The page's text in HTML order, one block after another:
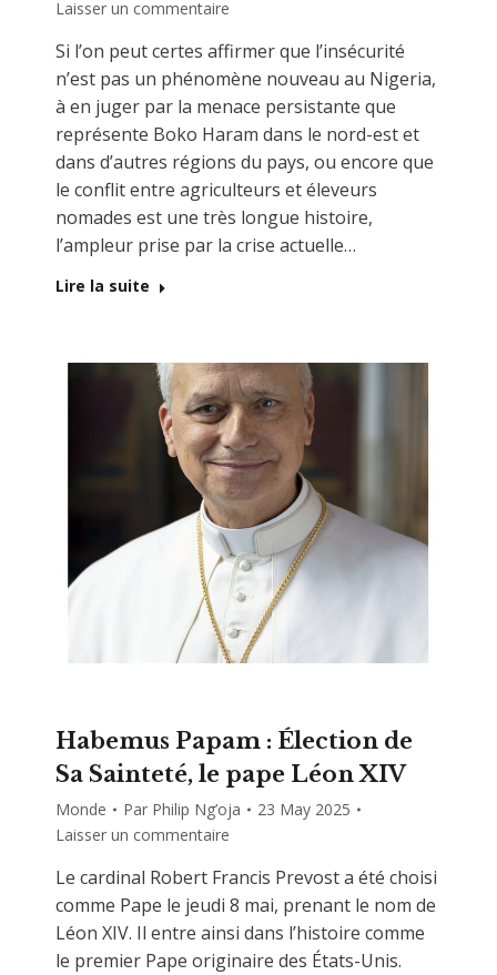
Laisser un commentaire
Si l’on peut certes affirmer que l’insécurité
n’est pas un phénomène nouveau au Nigeria,
à en juger par la menace persistante que
représente Boko Haram dans le nord-est et
dans d’autres régions du pays, ou encore que
le conflit entre agriculteurs et éleveurs
nomades est une très longue histoire,
l’ampleur prise par la crise actuelle…
Lire la suite
Habemus Papam : Élection de
Sa Sainteté, le pape Léon XIV
Monde Par Philip Ng’oja
23 May 2025
Laisser un commentaire
Le cardinal Robert Francis Prevost a été choisi
comme Pape le jeudi 8 mai, prenant le nom de
Léon XIV. Il entre ainsi dans l’histoire comme
le premier Pape originaire des États-Unis.